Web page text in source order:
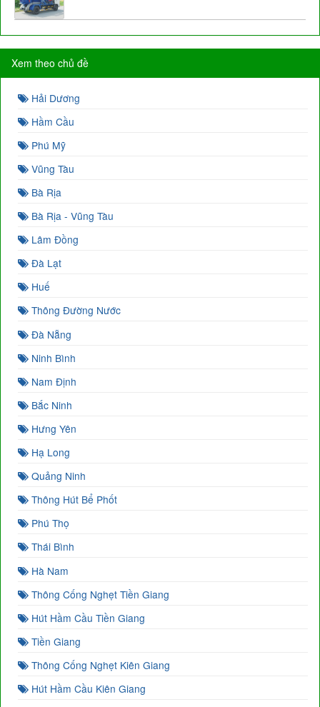
Xem theo chủ đề
Hải Dương
Hầm Cầu
Phú Mỹ
Vũng Tàu
Bà Rịa
Bà Rịa - Vũng Tàu
Lâm Đồng
Đà Lạt
Huế
Thông Đường Nước
Đà Nẵng
Ninh Bình
Nam Định
Bắc Ninh
Hưng Yên
Hạ Long
Quảng Ninh
Thông Hút Bể Phốt
Phú Thọ
Thái Bình
Hà Nam
Thông Cống Nghẹt Tiền Giang
Hút Hầm Cầu Tiền Giang
Tiền Giang
Thông Cống Nghẹt Kiên Giang
Hút Hầm Cầu Kiên Giang